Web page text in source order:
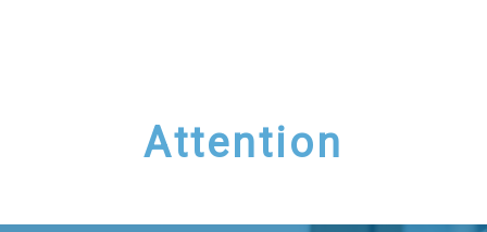
Attention